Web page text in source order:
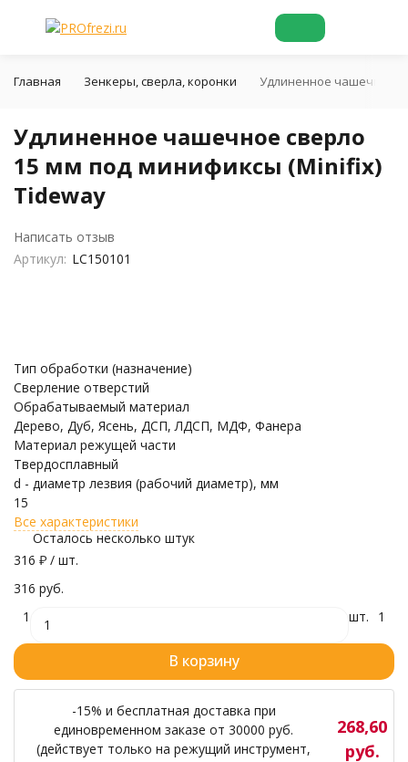
Главная Зенкеры, сверла, коронки Удлиненное чашечное
Удлиненное чашечное сверло
15 мм под минификсы (Minifix)
Tideway
Написать отзыв
Артикул: LC150101
Тип обработки (назначение)
Сверление отверстий
Обрабатываемый материал
Дерево, Дуб, Ясень, ДСП, ЛДСП, МДФ, Фанера
Материал режущей части
Твердосплавный
d - диаметр лезвия (рабочий диаметр), мм
15
Все характеристики
Осталось несколько штук
316 ₽ / шт.
316 руб.
1
шт. 1
В корзину
-15% и бесплатная доставка при
единовременном заказе от 30000 руб.
(действует только на режущий инструмент,
268,60
руб.